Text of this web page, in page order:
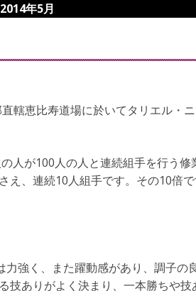
2014年5月
轄恵比寿道場に於いてタリエル・
人が100人の人と連続組手を行う
え、連続10人組手です。その10倍
力強く、また躍動感があり、調子の
技ありがよく決まり、一本勝ちや